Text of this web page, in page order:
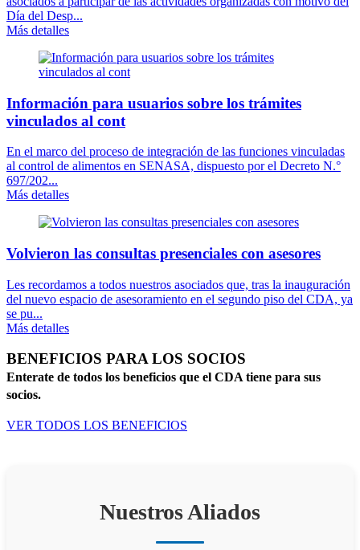
Día del Desp...
Más detalles
Información para usuarios sobre los trámites
vinculados al cont
En el marco del proceso de integración de las funciones vinculadas
al control de alimentos en SENASA, dispuesto por el Decreto N.°
697/202...
Más detalles
Volvieron las consultas presenciales con asesores
Les recordamos a todos nuestros asociados que, tras la inauguración
del nuevo espacio de asesoramiento en el segundo piso del CDA, ya
se pu...
Más detalles
BENEFICIOS PARA LOS SOCIOS
Enterate de todos los beneficios que el CDA tiene para sus
socios.
VER TODOS LOS BENEFICIOS
Nuestros Aliados